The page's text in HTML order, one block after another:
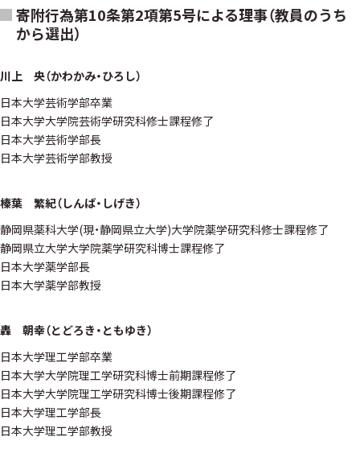
寄附行為第10条第2項第5号による理事（教員のうち
から選出）
川上 央（かわかみ・ひろし）
日本大学芸術学部卒業
日本大学大学院芸術学研究科修士課程修了
日本大学芸術学部長
日本大学芸術学部教授
榛葉 繁紀（しんば・しげき）
静岡県薬科大学(現・静岡県立大学)大学院薬学研究科修士課程修了
静岡県立大学大学院薬学研究科博士課程修了
日本大学薬学部長
日本大学薬学部教授
轟 朝幸（とどろき・ともゆき）
日本大学理工学部卒業
日本大学大学院理工学研究科博士前期課程修了
日本大学大学院理工学研究科博士後期課程修了
日本大学理工学部長
日本大学理工学部教授